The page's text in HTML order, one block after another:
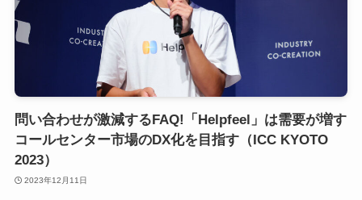
問い合わせが激減するFAQ!「Helpfeel」は需要が増す
コールセンター市場のDX化を目指す（ICC KYOTO
2023）
2023年12月11日